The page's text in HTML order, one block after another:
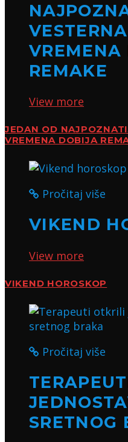
REMAKE
View more
JEDAN OD
VREMENA DOBIJA
Pročitaj više
VIKEND
View more
VIKEND HOROSKOP
Pročitaj više
SRETNOG